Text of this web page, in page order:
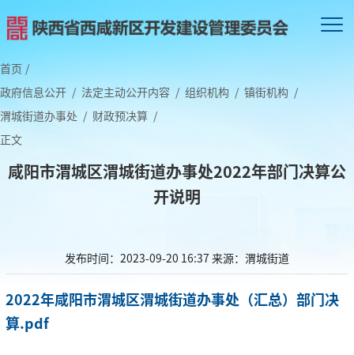
首页 /
政府信息公开 / 法定主动公开内容 / 组织机构 / 镇街机构 /
渭城街道办事处 / 财政预决算 /
正文
咸阳市渭城区渭城街道办事处2022年部门决算公
开说明
发布时间：2023-09-20 16:37 来源：渭城街道
2022年咸阳市渭城区渭城街道办事处（汇总）部门决
算.pdf